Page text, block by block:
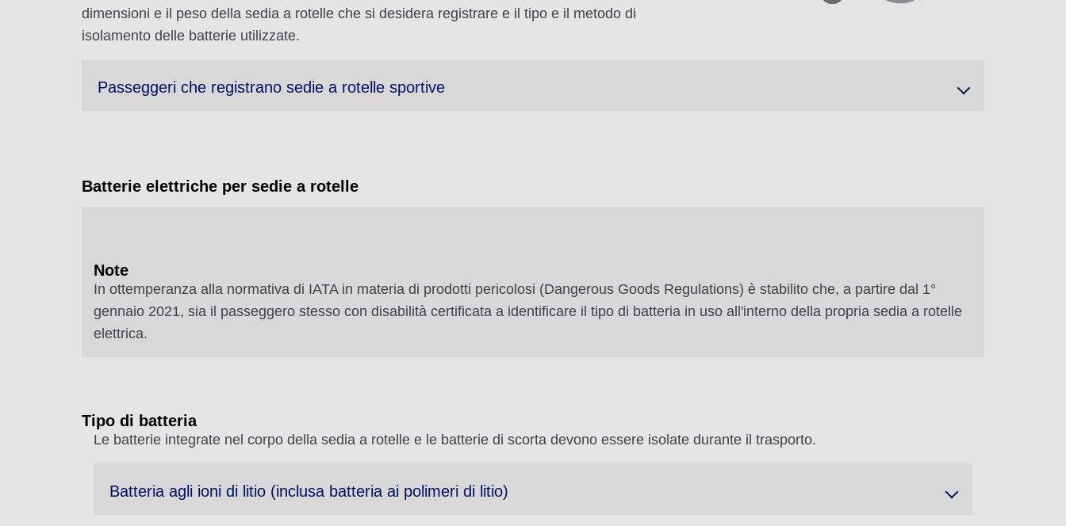
dimensioni e il peso della sedia a rotelle che si desidera registrare e il tipo e il metodo di
isolamento delle batterie utilizzate.
Passeggeri che registrano sedie a rotelle sportive
Batterie elettriche per sedie a rotelle
Note
In ottemperanza alla normativa di IATA in materia di prodotti pericolosi (Dangerous Goods Regulations) è stabilito che, a partire dal 1°
gennaio 2021, sia il passeggero stesso con disabilità certificata a identificare il tipo di batteria in uso all'interno della propria sedia a rotelle
elettrica.
Tipo di batteria
Le batterie integrate nel corpo della sedia a rotelle e le batterie di scorta devono essere isolate durante il trasporto.
Batteria agli ioni di litio (inclusa batteria ai polimeri di litio)